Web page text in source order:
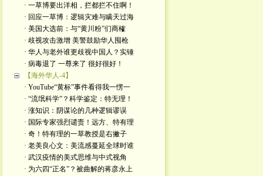
· 一草博要出洋相，拦都拦不住啊！
· 回应一草博：逻辑灾难与瞒天过海
· 美国大选前：与“黄川粉”们商榷
· 歧视攻击激增 美警鼓励华人囤枪
· 华人与老外谁更歧视中国人？实锤
· 病毒退了 一尊来了 很好很好！
【海外华人-4】
· YouTube“黄标”事件看得我一愣一
· “流氓科学”？科学鉴定：特无理！
· 涨知识：阴谋论的几种逻辑谬误
· 国际专家强烈谴责！远方、特有理
· 奇！特有理的一草教授是右撇子
· 老美良心文：美流感蔓延全球时谁
· 武汉疫情的美式思维与中式视角
· 为六四“正名”？被曲解的蒋彦永上